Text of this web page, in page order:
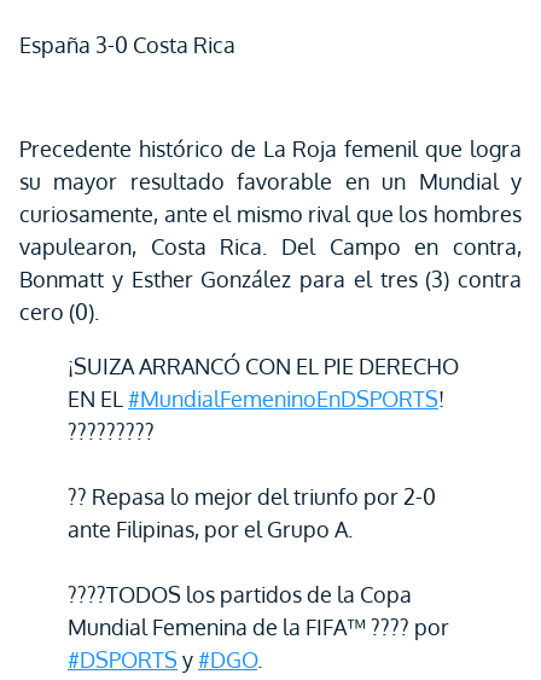
España 3-0 Costa Rica
Precedente histórico de La Roja femenil que logra
su mayor resultado favorable en un Mundial y
curiosamente, ante el mismo rival que los hombres
vapulearon, Costa Rica. Del Campo en contra,
Bonmatt y Esther González para el tres (3) contra
cero (0).
¡SUIZA ARRANCÓ CON EL PIE DERECHO
EN EL #MundialFemeninoEnDSPORTS!
?????????
?? Repasa lo mejor del triunfo por 2-0
ante Filipinas, por el Grupo A.
????TODOS los partidos de la Copa
Mundial Femenina de la FIFA™ ???? por
#DSPORTS y#DGO.